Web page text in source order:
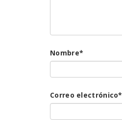
Nombre*
Correo electrónico*